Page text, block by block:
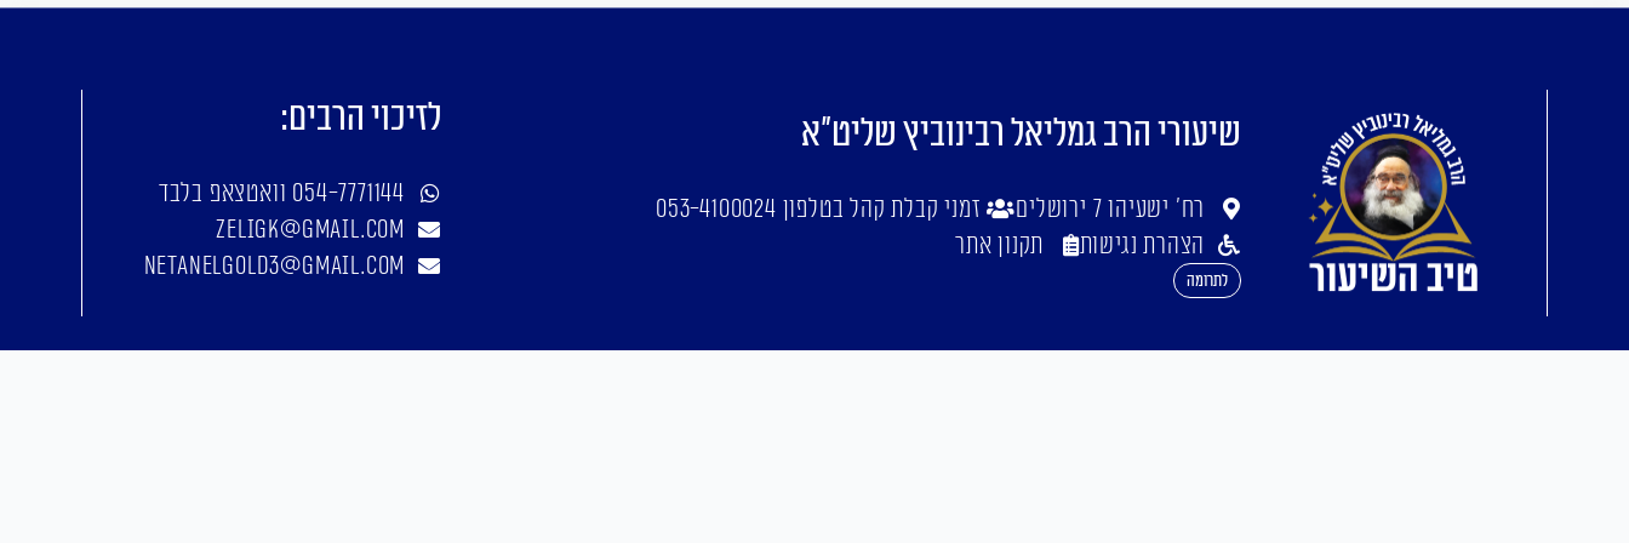
שיעורי הרב גמליאל רבינוביץ שליט"א
רח' ישעיהו 7 ירושלים
זמני קבלת קהל בטלפון 053-4100024
הצהרת נגישות
תקנון אתר
לתרומה
לזיכוי הרבים:
054-7771144 וואטצאפ בלבד
zeligk@gmail.com
netanelgold3@gmail.com